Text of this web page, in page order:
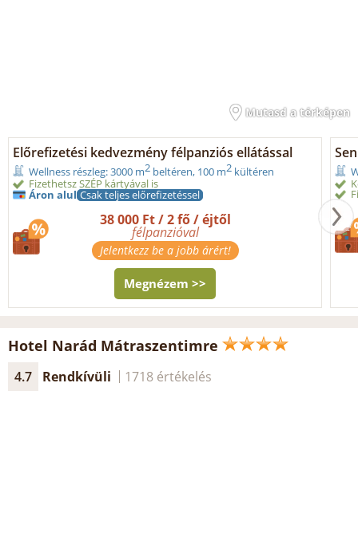
Mutasd a térképen
Előrefizetési kedvezmény félpanziós ellátással
Wellness részleg: 3000 m2 beltéren, 100 m2 kültéren
Fizethetsz SZÉP kártyával is
Áron alul Csak teljes előrefizetéssel
38 000 Ft / 2 fő / éjtől
félpanzióval
Jelentkezz be a jobb árért!
Megnézem >>
Hotel Narád Mátraszentimre
4.7 Rendkívüli 1718 értékelés